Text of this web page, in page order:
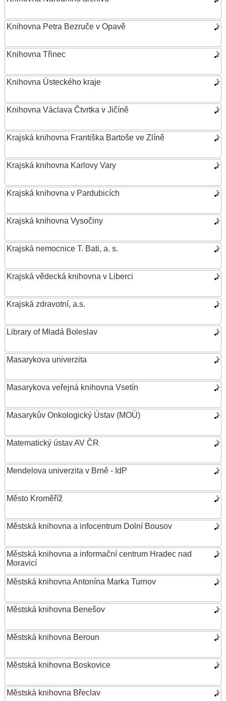
Knihovna Petra Bezruče v Opavě
Knihovna Třinec
Knihovna Ústeckého kraje
Knihovna Václava Čtvrtka v Jičíně
Krajská knihovna Františka Bartoše ve Zlíně
Krajská knihovna Karlovy Vary
Krajská knihovna v Pardubicích
Krajská knihovna Vysočiny
Krajská nemocnice T. Bati, a. s.
Krajská vědecká knihovna v Liberci
Krajská zdravotní, a.s.
Library of Mladá Boleslav
Masarykova univerzita
Masarykova veřejná knihovna Vsetín
Masarykův Onkologický Ústav (MOÚ)
Matematický ústav AV ČR
Mendelova univerzita v Brně - IdP
Město Kroměříž
Městská knihovna a infocentrum Dolní Bousov
Městská knihovna a informační centrum Hradec nad
Moravicí
Městská knihovna Antonína Marka Turnov
Městská knihovna Benešov
Městská knihovna Beroun
Městská knihovna Boskovice
Městská knihovna Břeclav